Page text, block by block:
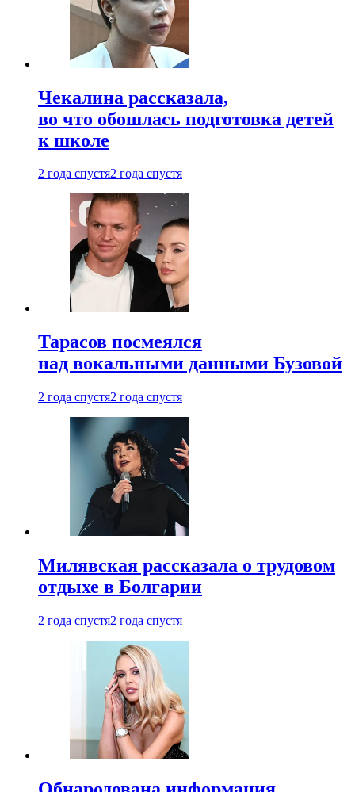
Чекалина рассказала,
во что обошлась подготовка детей
к школе
2 года спустя2 года спустя
Тарасов посмеялся
над вокальными данными Бузовой
2 года спустя2 года спустя
Милявская рассказала о трудовом
отдыхе в Болгарии
2 года спустя2 года спустя